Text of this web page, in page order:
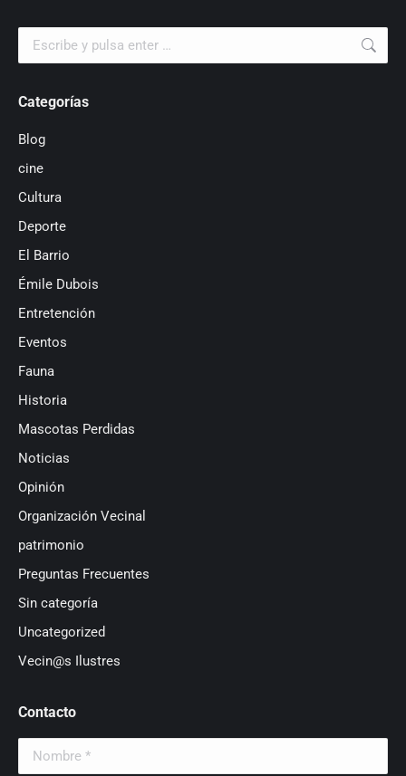
Buscar:
Categorías
Blog
cine
Cultura
Deporte
El Barrio
Émile Dubois
Entretención
Eventos
Fauna
Historia
Mascotas Perdidas
Noticias
Opinión
Organización Vecinal
patrimonio
Preguntas Frecuentes
Sin categoría
Uncategorized
Vecin@s Ilustres
Contacto
Nombre *